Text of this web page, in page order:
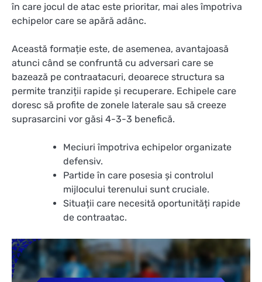
în care jocul de atac este prioritar, mai ales împotriva
echipelor care se apără adânc.
Această formație este, de asemenea, avantajoasă
atunci când se confruntă cu adversari care se
bazează pe contraatacuri, deoarece structura sa
permite tranziții rapide și recuperare. Echipele care
doresc să profite de zonele laterale sau să creeze
suprasarcini vor găsi 4-3-3 benefică.
Meciuri împotriva echipelor organizate
defensiv.
Partide în care posesia și controlul
mijlocului terenului sunt cruciale.
Situații care necesită oportunități rapide
de contraatac.